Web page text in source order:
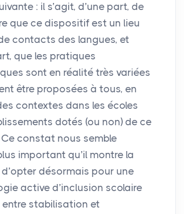
: il s’agit, d’une part, de
que ce dispositif est un lieu
contacts des langues, et
que les pratiques
sont en réalité très variées
être proposées à tous, en
contextes dans les écoles
dotés (ou non) de ce
constat nous semble
important qu’il montre la
désormais pour une
active d’inclusion scolaire
entre stabilisation et